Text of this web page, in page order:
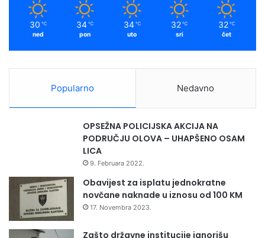
30 ℃
ned
34 ℃
pon
34 ℃
uto
32 ℃
sri
32 ℃
čet
Popularno Nedavno
OPSEŽNA POLICIJSKA AKCIJA NA
PODRUČJU OLOVA – UHAPŠENO OSAM
LICA
9. Februara 2022.
Obavijest za isplatu jednokratne
novčane naknade u iznosu od 100 KM
17. Novembra 2023.
Zašto državne institucije ignorišu